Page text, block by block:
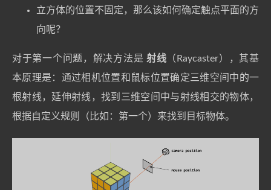
立方体的位置不固定，那么该如何确定触点平面的方
向呢？
对于第一个问题，解决方法是 射线 （Raycaster），其基
本原理是：通过相机位置和鼠标位置确定三维空间中的一
根射线，延伸射线，找到三维空间中与射线相交的物体，
根据自定义规则（比如：第一个）来找到目标物体。